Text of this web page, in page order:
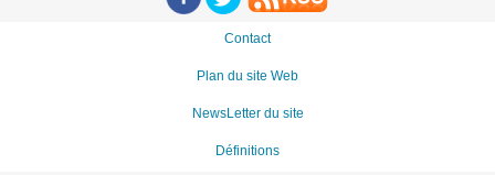
Contact
Plan du site Web
NewsLetter du site
Définitions